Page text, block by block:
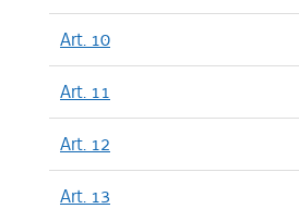
Art. 10
Art. 11
Art. 12
Art. 13